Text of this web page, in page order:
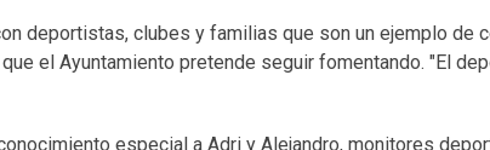
deportistas, clubes y familias que son un ejemplo de
el Ayuntamiento pretende seguir fomentando. "El
especial a Adri y Alejandro, monitores